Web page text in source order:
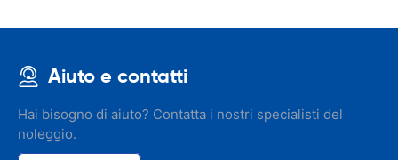
Aiuto e contatti
Hai bisogno di aiuto? Contatta i nostri specialisti del
noleggio.